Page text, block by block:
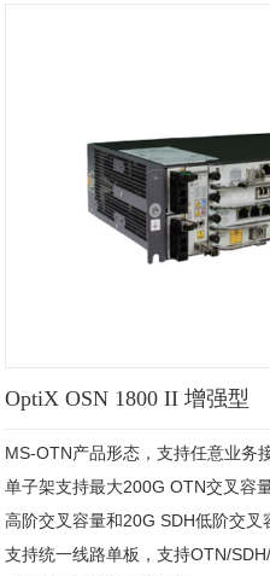
OptiX OSN 1800 II 增强型
MS-OTN产品形态，支持任意业务
单子架支持最大200G OTN交叉容
高阶交叉容量和20G SDH低阶交叉
支持统一线路单板，支持OTN/